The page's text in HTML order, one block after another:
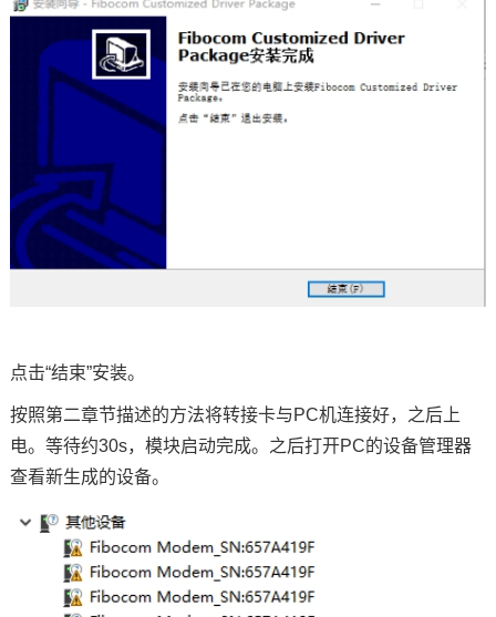
点击“结束”安装。
按照第二章节描述的方法将转接卡与PC机连接好，之后上
电。等待约30s，模块启动完成。之后打开PC的设备管理器
查看新生成的设备。